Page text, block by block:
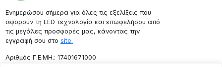
Ενημερώσου σήμερα για όλες τις εξελίξεις που
αφορούν τη LED τεχνολογία και επωφελήσου από
τις μεγάλες προσφορές μας, κάνοντας την
εγγραφή σου στο site.
Aριθμός Γ.Ε.ΜΗ.: 17401671000